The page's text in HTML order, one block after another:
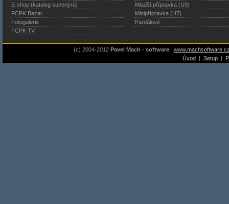
E-shop (katalog suvenýrů)
FCPK Bazar
Fotogalerie
FCPK TV
Mladší přípravka (U9)
Minipřípravka (U7)
Pardálové
(c) 2004-2012 Pavel Mach - software:
Úvod | Setup |